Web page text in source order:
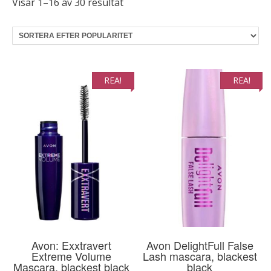
popularitet
REA!
Avon: Exxtravert
Extreme Volume
Mascara, blackest black
REA!
Avon DelightFull False
Lash mascara, blackest
black